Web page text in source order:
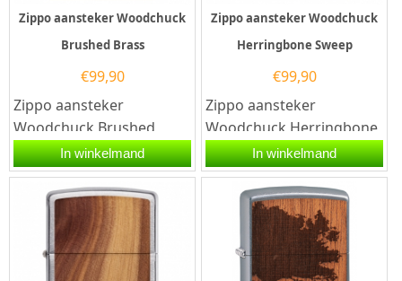
Zippo aansteker Woodchuck
Brushed Brass
€99,90
Zippo aansteker
Woodchuck Brushed
Brass. Een Zippo
aansteker is een
kwalitatief...
In winkelmand
Zippo aansteker Woodchuck
Herringbone Sweep
€99,90
Zippo aansteker
Woodchuck Herringbone
Sweep. Een Zippo
aansteker is een
kwalitatief...
In winkelmand